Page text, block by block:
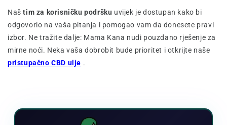
Naštim za korisničku podršku uvijek je dostupan kako bi
odgovorio na vaša pitanja i pomogao vam da donesete pravi
izbor. Ne tražite dalje: Mama Kana nudi pouzdano rješenje za
mirne noći. Neka vaša dobrobit bude prioritet i otkrijte naše
pristupačno CBD ulje .